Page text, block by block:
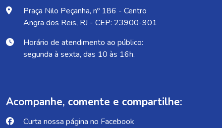
Praça Nilo Peçanha, nº 186 - Centro
Angra dos Reis, RJ - CEP: 23900-901
Horário de atendimento ao público:
segunda à sexta, das 10 às 16h.
Acompanhe, comente e compartilhe:
Curta nossa página no Facebook